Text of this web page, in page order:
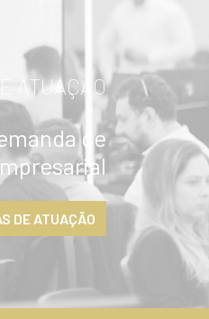
ATUAÇÃO
de
DE ATUAÇÃO